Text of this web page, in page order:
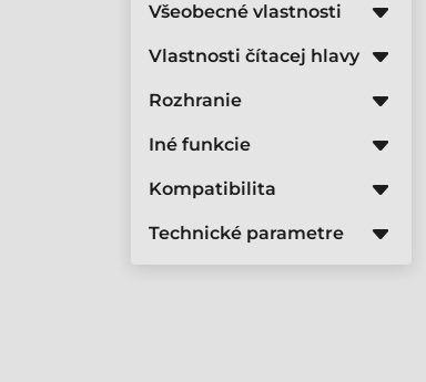
Všeobecné vlastnosti
Vlastnosti čítacej hlavy
Rozhranie
Iné funkcie
Kompatibilita
Technické parametre